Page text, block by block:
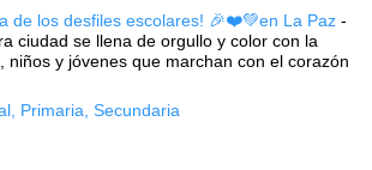
de los desfiles escolares! 🎉❤️💚en La Paz -
ciudad se llena de orgullo y color con la
niños y jóvenes que marchan con el corazón
Primaria, Secundaria